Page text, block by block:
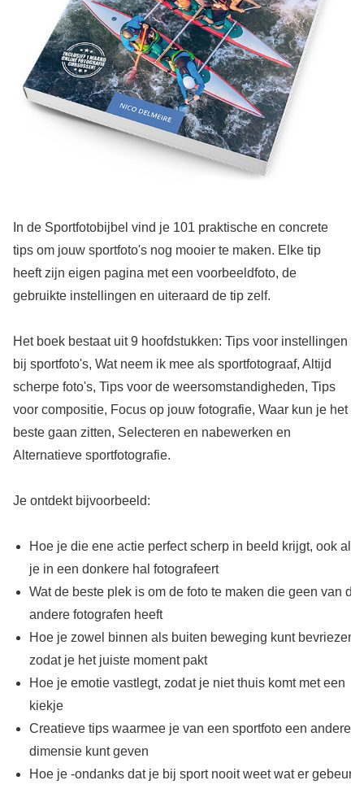
In de Sportfotobijbel vind je 101 praktische en concrete
tips om jouw sportfoto's nog mooier te maken. Elke tip
heeft zijn eigen pagina met een voorbeeldfoto, de
gebruikte instellingen en uiteraard de tip zelf.
Het boek bestaat uit 9 hoofdstukken: Tips voor instellingen
bij sportfoto's, Wat neem ik mee als sportfotograaf, Altijd
scherpe foto's, Tips voor de weersomstandigheden, Tips
voor compositie, Focus op jouw fotografie, Waar kun je het
beste gaan zitten, Selecteren en nabewerken en
Alternatieve sportfotografie.
Je ontdekt bijvoorbeeld:
Hoe je die ene actie perfect scherp in beeld krijgt, ook als
je in een donkere hal fotografeert
Wat de beste plek is om de foto te maken die geen van de
andere fotografen heeft
Hoe je zowel binnen als buiten beweging kunt bevriezen,
zodat je het juiste moment pakt
Hoe je emotie vastlegt, zodat je niet thuis komt met een
kiekje
Creatieve tips waarmee je van een sportfoto een andere
dimensie kunt geven
Hoe je -ondanks dat je bij sport nooit weet wat er gebeurd-